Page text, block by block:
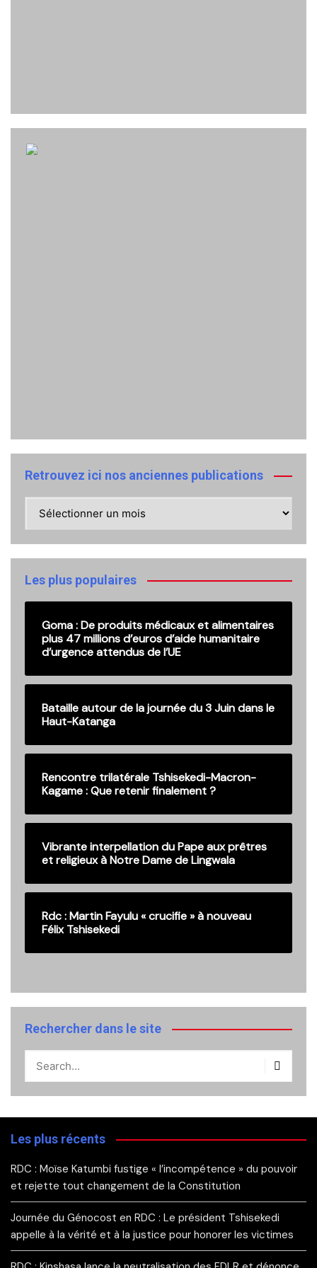
Retrouvez ici nos anciennes publications
anciennes
publications
Les plus populaires
Goma : De produits médicaux et alimentaires
plus 47 millions d’euros d’aide humanitaire
d’urgence attendus de l’UE
Bataille autour de la journée du 3 Juin dans le
Haut-Katanga
Rencontre trilatérale Tshisekedi-Macron-
Kagame : Que retenir finalement ?
Vibrante interpellation du Pape aux prêtres
et religieux à Notre Dame de Lingwala
Rdc : Martin Fayulu « crucifie » à nouveau
Félix Tshisekedi
Rechercher dans le site
Les plus récents
RDC : Moïse Katumbi fustige « l’incompétence » du pouvoir
et rejette tout changement de la Constitution
Journée du Génocost en RDC : Le président Tshisekedi
appelle à la vérité et à la justice pour honorer les victimes